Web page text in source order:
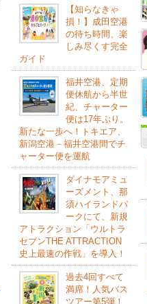
【知らなきゃ
損！】成田空港
の待ち時間、楽
しみ尽くす完全
ガイド
福井空港、定期
便休航から半世
紀、チャーター
便は17年ぶり。
新たな一歩へ！トキエア、
新潟空港－福井空港間でチ
ャーター便を運航
ダイナモアミュ
ーズメント、那
須ハイランドパ
ークにて、新規
アトラクション「ウルトラ
セブンTHE ATTRACTION
史上最速の作戦」を導入！
過去4回すべて
満席！人気バス
ツアー第5弾！